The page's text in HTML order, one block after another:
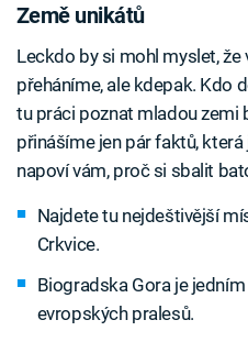
Země unikátů
Leckdo by si mohl myslet, že
přeháníme, ale kdepak. Kdo
tu práci poznat mladou zemi
přinášíme jen pár faktů,
napoví vám, proč si sbalit
Najdete tu nejdeštivější
Crkvice.
Biogradska Gora je
evropských pralesů.